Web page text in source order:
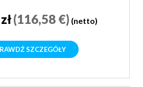
(116,58 €) (netto)
SZCZEGÓŁY